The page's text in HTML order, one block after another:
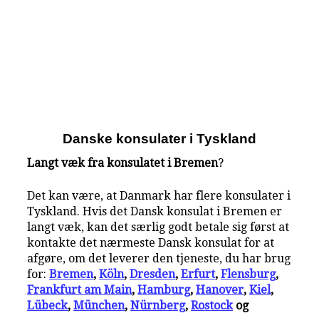
Danske konsulater i Tyskland
Langt væk fra konsulatet i Bremen?
Det kan være, at Danmark har flere konsulater i
Tyskland. Hvis det Dansk konsulat i Bremen er
langt væk, kan det særlig godt betale sig først at
kontakte det nærmeste Dansk konsulat for at
afgøre, om det leverer den tjeneste, du har brug
for:Bremen,Köln,Dresden,Erfurt,Flensburg,
Frankfurt am Main,Hamburg,Hanover,Kiel,
Lübeck,München,Nürnberg,Rostockog